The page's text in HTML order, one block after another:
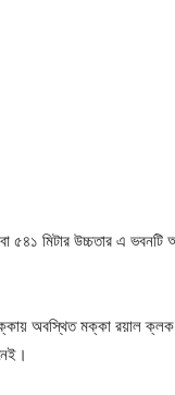
৫৪১ মিটার উচ্চতার এ ভবনটি
অবস্থিত মক্কা রয়াল ক্লক